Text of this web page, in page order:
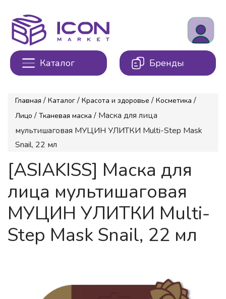
Каталог Бренды
Главная / Каталог / Красота и здоровье / Косметика /
Лицо / Тканевая маска / Маска для лица
мультишаговая МУЦИН УЛИТКИ Multi-Step Mask
Snail, 22 мл
[ASIAKISS] Маска для
лица мультишаговая
МУЦИН УЛИТКИ Multi-
Step Mask Snail, 22 мл